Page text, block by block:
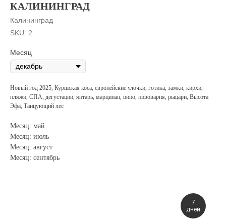
КАЛИНИНГРАД
Калининград
SKU: 2
Месяц
Новый год 2025, Куршская коса, европейские улочки, готика, замки, кирхи,
пляжи, СПА, дегустации, янтарь, марципан, вино, пивоварня, рыцари, Высота
Эфа, Танцующий лес
Месяц: май
Месяц: июль
Месяц: август
Месяц: сентябрь
7
дней